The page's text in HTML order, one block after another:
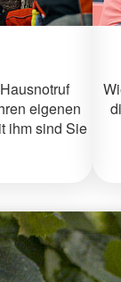
eigenen
ihm sind Sie